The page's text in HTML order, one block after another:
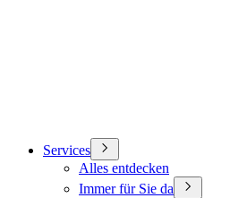
Services
Alles entdecken
Immer für Sie da